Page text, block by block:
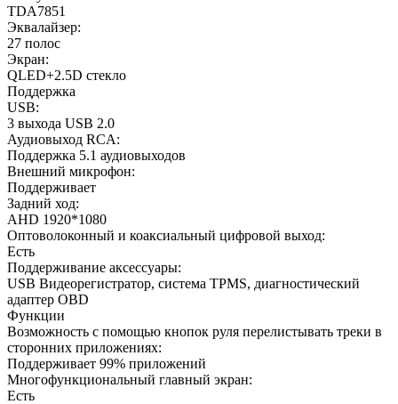
TDA7851
Эквалайзер:
27 полос
Экран:
QLED+2.5D стекло
Поддержка
USB:
3 выхода USB 2.0
Аудиовыход RCA:
Поддержка 5.1 аудиовыходов
Внешний микрофон:
Поддерживает
Задний ход:
AHD 1920*1080
Оптоволоконный и коаксиальный цифровой выход:
Есть
Поддерживание аксессуары:
USB Видеорегистратор, система TPMS, диагностический
адаптер OBD
Функции
Возможность с помощью кнопок руля перелистывать треки в
сторонних приложениях:
Поддерживает 99% приложений
Многофункциональный главный экран:
Есть